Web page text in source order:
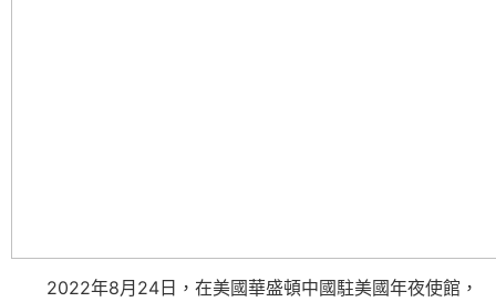
2022年8月24日，在美國華盛頓中國駐美國年夜使館，